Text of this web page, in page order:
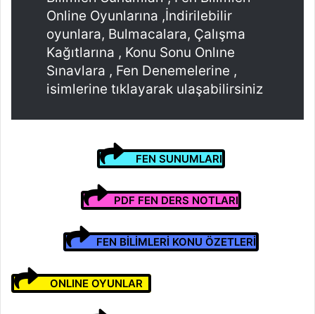
Online Oyunlarına ,İndirilebilir
oyunlara, Bulmacalara, Çalışma
Kağıtlarına , Konu Sonu Onlıne
Sınavlara , Fen Denemelerine ,
isimlerine tıklayarak ulaşabilirsiniz
FEN SUNUMLARI
PDF FEN DERS NOTLARI
FEN BİLİMLERİ KONU ÖZETLERİ
ONLINE OYUNLAR